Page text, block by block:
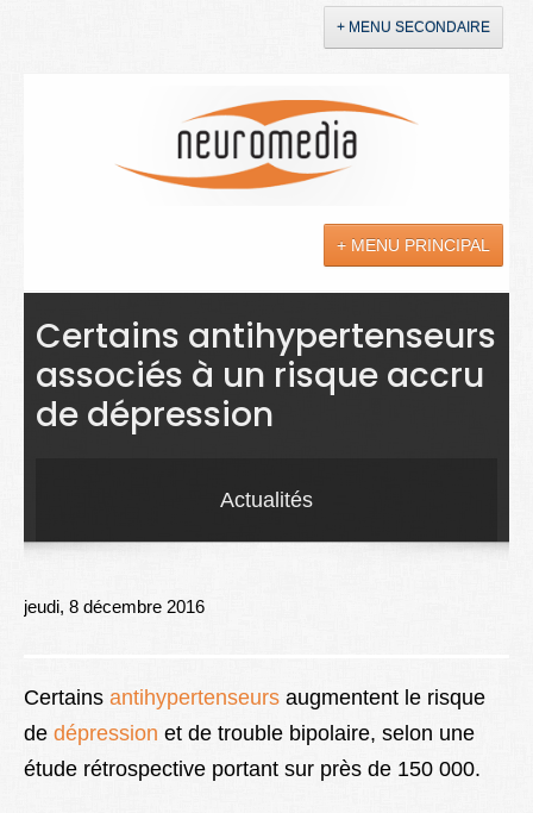
+ MENU SECONDAIRE
+ MENU PRINCIPAL
Actualités
Sciences
Maladies
Better Health
Certains antihypertenseurs
associés à un risque accru
de dépression
Actualités
jeudi, 8 décembre 2016
Certains antihypertenseurs augmentent le risque
de dépression et de trouble bipolaire, selon une
étude rétrospective portant sur près de 150 000.